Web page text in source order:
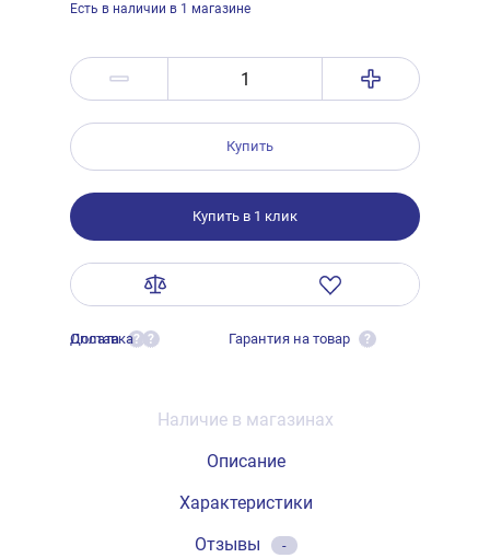
Есть в наличии в 1 магазине
Купить
Купить в 1 клик
Оплата ?
Доставка ? Гарантия на товар ?
Наличие в магазинах
Описание
Характеристики
Отзывы
-